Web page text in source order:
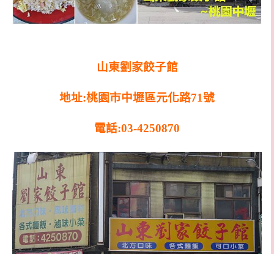
山東劉家餃子館
地址:桃園市中壢區元化路71號
電話:03-4250870